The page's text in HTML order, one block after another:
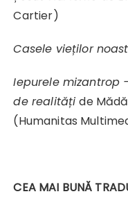
Cartier)​
Casele vieților
Iepurele mizantrop
de realitățide
(Humanitas
CEA MAI BUNĂ